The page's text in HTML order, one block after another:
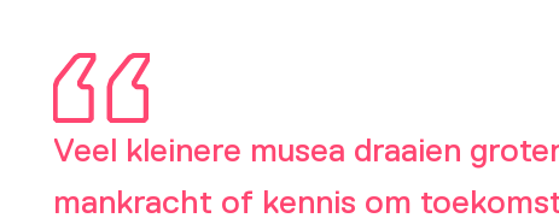
Veel kleinere musea draaien
mankracht of kennis om